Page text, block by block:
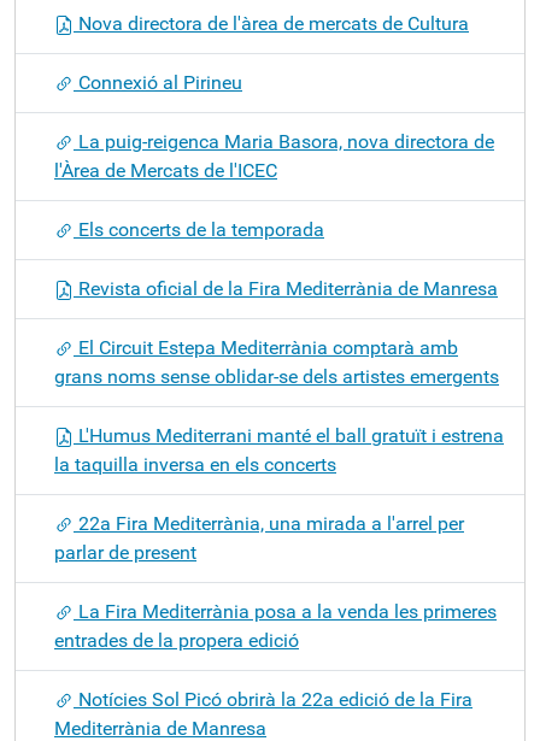
Nova directora de l'àrea de mercats de Cultura
Connexió al Pirineu
La puig-reigenca Maria Basora, nova directora de
l'Àrea de Mercats de l'ICEC
Els concerts de la temporada
Revista oficial de la Fira Mediterrània de Manresa
El Circuit Estepa Mediterrània comptarà amb
grans noms sense oblidar-se dels artistes emergents
L'Humus Mediterrani manté el ball gratuït i estrena
la taquilla inversa en els concerts
22a Fira Mediterrània, una mirada a l'arrel per
parlar de present
La Fira Mediterrània posa a la venda les primeres
entrades de la propera edició
Notícies Sol Picó obrirà la 22a edició de la Fira
Mediterrània de Manresa